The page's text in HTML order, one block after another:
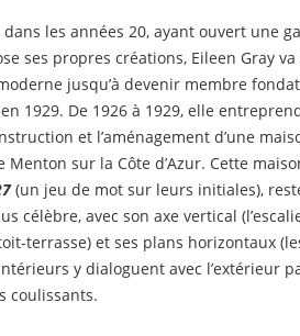
les années 20, ayant ouvert une
ses propres créations, Eileen Gray
jusqu’à devenir membre
1929. De 1926 à 1929, elle
et l’aménagement d’une
Menton sur la Côte d’Azur. Cette
(un jeu de mot sur leurs initiales),
célèbre, avec son axe vertical
terrasse) et ses plans horizontaux
y dialoguent avec l’extérieur
coulissants.